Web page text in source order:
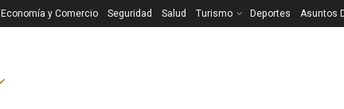
Economía y Comercio Seguridad Salud Turismo Deportes Asuntos